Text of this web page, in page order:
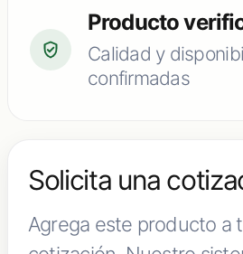
Producto
Calidad y
confirmadas
Solicita una
Agrega este producto a